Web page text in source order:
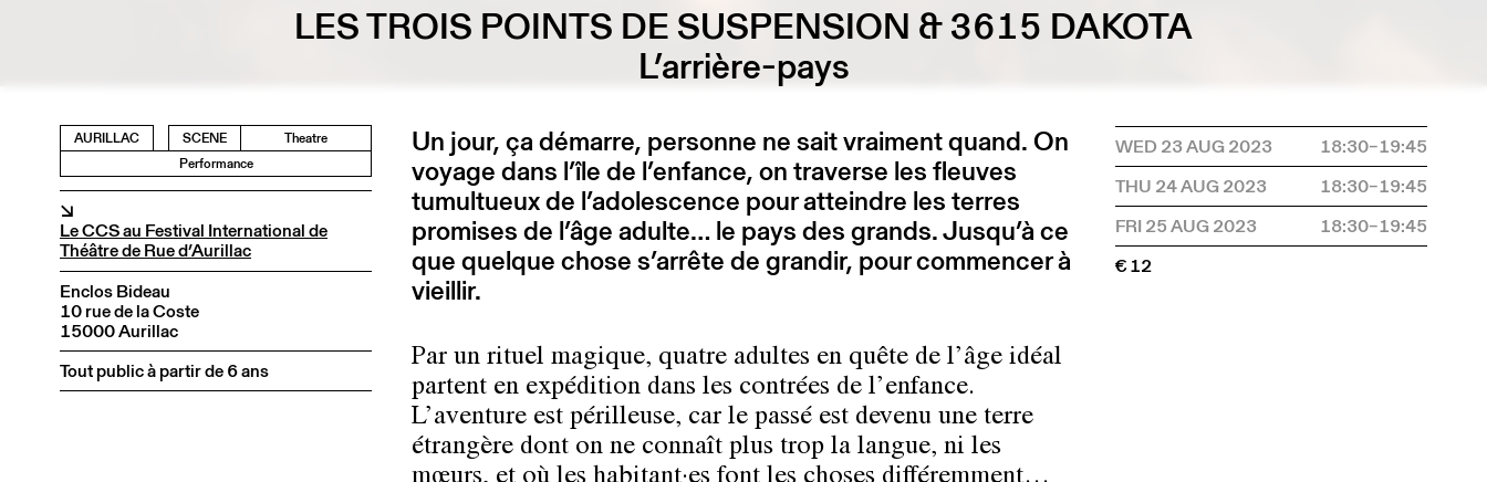
LES TROIS POINTS DE SUSPENSION & 3615 DAKOTA
L’arrière-pays
AURILLAC SCENE
Theatre
Performance
↘
Le CCS au Festival International de
Théâtre de Rue d’Aurillac
Enclos Bideau
10 rue de la Coste
15000 Aurillac
Tout public à partir de 6 ans
Un jour, ça démarre, personne ne sait vraiment quand. On
voyage dans l’île de l’enfance, on traverse les fleuves
tumultueux de l’adolescence pour atteindre les terres
promises de l’âge adulte… le pays des grands. Jusqu’à ce
que quelque chose s’arrête de grandir, pour commencer à
vieillir.
Par un rituel magique, quatre adultes en quête de l’âge idéal
partent en expédition dans les contrées de l’enfance.
L’aventure est périlleuse, car le passé est devenu une terre
étrangère dont on ne connaît plus trop la langue, ni les
WED 23 AUG 2023
18:30–19:45
THU 24 AUG 2023
18:30–19:45
FRI 25 AUG 2023
18:30–19:45
€ 12